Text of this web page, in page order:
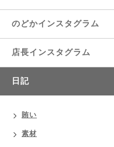
のどかインスタグラム
店長インスタグラム
日記
賄い
素材